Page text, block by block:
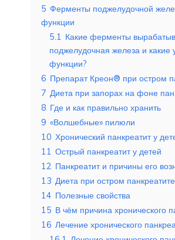
5 Ферменты поджелудочной
функции
5.1 Какие ферменты
поджелудочная железа и какие
функции?
6 Препарат Креон® при остром
7 Диета при запорах на фоне
8 Где и как правильно хранить
9 «Волшебные» пилюли
10 Хронический панкреатит у
11 Острый панкреатит у детей
12 Панкреатит и причины его
13 Диета при остром панкреатите
14 Полезные свойства
15 В чём причина хронического
16 Лечение хронического